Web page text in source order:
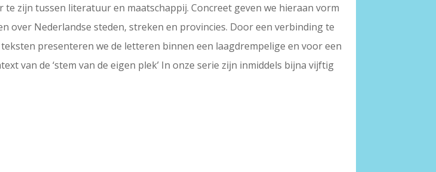
zijn tussen literatuur en maatschappij. Concreet geven we hieraan vorm
over Nederlandse steden, streken en provincies. Door een verbinding te
presenteren we de letteren binnen een laagdrempelige en voor een
van de ‘stem van de eigen plek’ In onze serie zijn inmiddels bijna vijftig